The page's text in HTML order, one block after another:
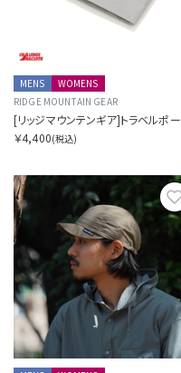
MENS
WOMENS
RIDGE MOUNTAIN GEAR
￥4,400(税込)